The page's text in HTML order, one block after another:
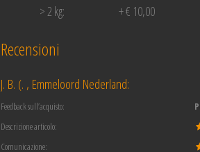
> 2 kg: + € 10,00
Recensioni
J. B. (. , Emmeloord Nederland:
Feedback sull’acquisto:
Descrizione articolo:
Comunicazione: